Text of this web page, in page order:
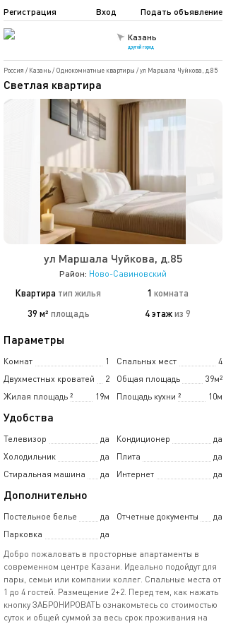
Казань
другой город
Подать объявление
Регистрация Вход
Россия / Казань/ Однокомнатные квартиры /ул Маршала Чуйкова, д.85
Светлая квартира
ул Маршала Чуйкова, д.85
Район: Ново-Савиновский
Квартира тип жилья 1 комната
39 м² площадь 4 этажиз 9
Параметры
Комнат 1 Спальных мест
4
Двухместных кроватей
2 Общая площадь
39м²
Жилая площадь
19м
² Площадь кухни 10м
²
Удобства
Телевизор да Кондиционер
да
Холодильник
да Плита
да
Стиральная машина
да Интернет да
Дополнительно
Постельное белье да Отчетные документы
да
Парковка
да
Добро пожаловать в просторные апартаменты в
современном центре Казани. Идеально подойдут для
пары, семьи или компании коллег. Спальные места от
1 до 4 гостей. Размещение 2+2. Перед тем, как нажать
кнопку ЗАБРОНИРОВАТЬ ознакомьтесь со стоимостью
суток и общей суммой за весь срок проживания на